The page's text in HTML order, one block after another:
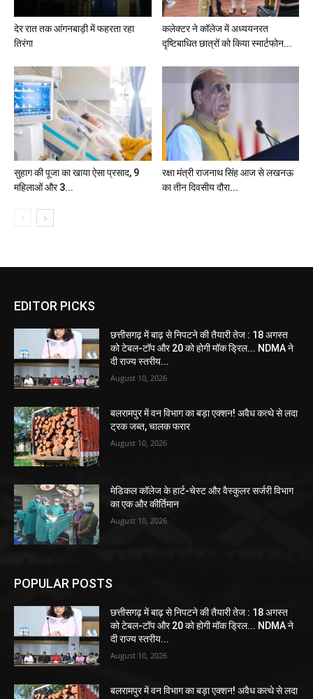
देर रात तक आंगनबाड़ी में फहरता रहा
तिरंगा
कलेक्टर ने कॉलेज में अध्ययनरत
दृष्टिबाधित छात्रों को किया स्मार्टफोन...
सुहाग की पूजा का खाया ऐसा प्रसाद, 9
महिलाओं और 3...
रक्षा मंत्री राजनाथ सिंह आज से लखनऊ
का तीन दिवसीय दौरा...
EDITOR PICKS
छत्तीसगढ़ में बाढ़ से निपटने की तैयारी तेज : 18 अगस्त
को टेबल-टॉप और 20 को होगी मॉक ड्रिल... NDMA ने
दी राज्य स्तरीय...
August 10, 2026
बलरामपुर में वन विभाग का बड़ा एक्शन! अवैध कत्थे से लदा
ट्रक जब्त, चालक फरार
August 10, 2026
मेडिकल कॉलेज के हार्ट-चेस्ट और वैस्कुलर सर्जरी विभाग
का एक और कीर्तिमान
August 10, 2026
POPULAR POSTS
छत्तीसगढ़ में बाढ़ से निपटने की तैयारी तेज : 18 अगस्त
को टेबल-टॉप और 20 को होगी मॉक ड्रिल... NDMA ने
दी राज्य स्तरीय...
August 10, 2026
बलरामपुर में वन विभाग का बड़ा एक्शन! अवैध कत्थे से लदा